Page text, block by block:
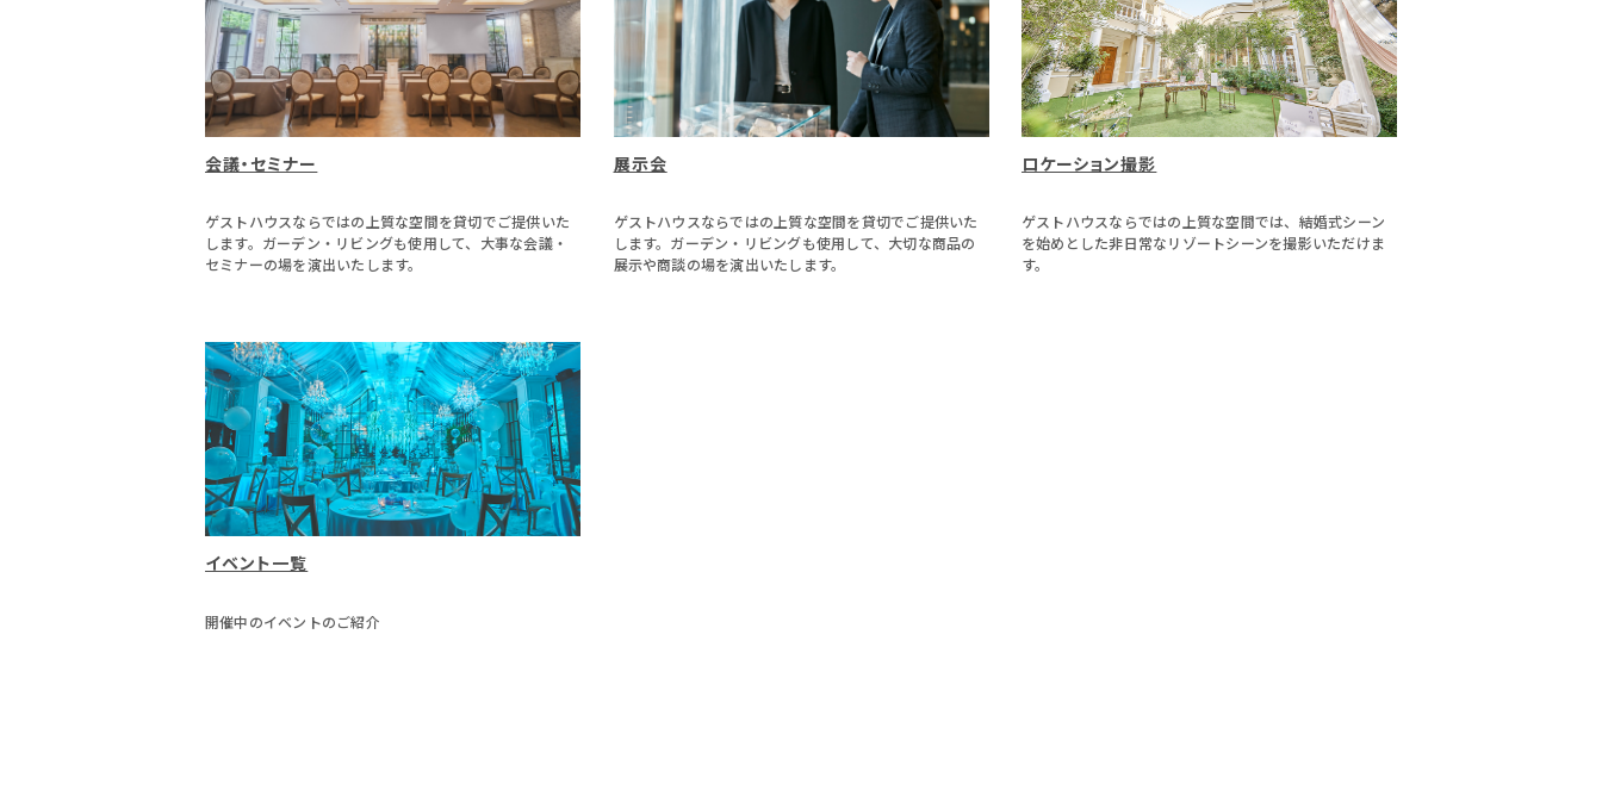
会議・セミナー
ゲストハウスならではの上質な空間を貸切でご提供いた
します。ガーデン・リビングも使用して、大事な会議・
セミナーの場を演出いたします。
展示会
ゲストハウスならではの上質な空間を貸切でご提供いた
します。ガーデン・リビングも使用して、大切な商品の
展示や商談の場を演出いたします。
ロケーション撮影
ゲストハウスならではの上質な空間では、結婚式シーン
を始めとした非日常なリゾートシーンを撮影いただけま
す。
イベント一覧
開催中のイベントのご紹介